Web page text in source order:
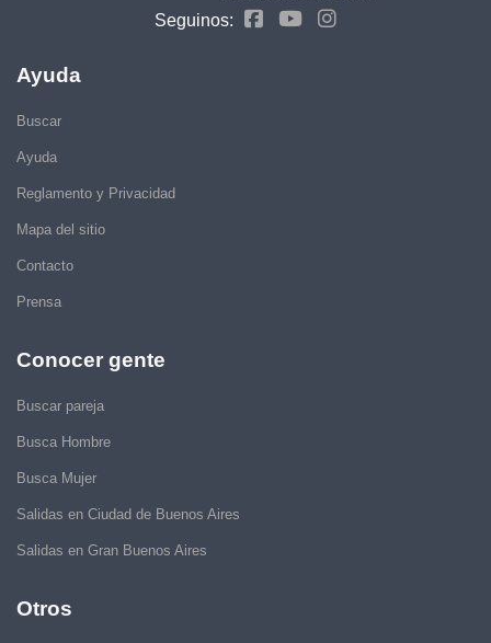
Seguinos:
Ayuda
Buscar
Ayuda
Reglamento y Privacidad
Mapa del sitio
Contacto
Prensa
Conocer gente
Buscar pareja
Busca Hombre
Busca Mujer
Salidas en Ciudad de Buenos Aires
Salidas en Gran Buenos Aires
Otros